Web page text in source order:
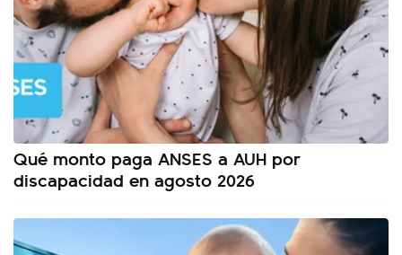
Qué monto paga ANSES a AUH por
discapacidad en agosto 2026